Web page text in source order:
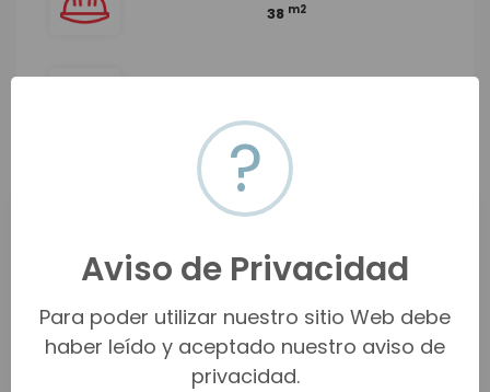
38 m2
TERRENO
Proyecto Rio Sonora Hermosillo XXI, 83270
Hermosillo, Son., México
?
Aviso de Privacidad
Para poder utilizar nuestro sitio Web debe
haber leído y aceptado nuestro aviso de
privacidad.